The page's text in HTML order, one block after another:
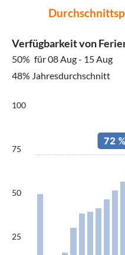
Verfügbarkeit von
50% für 08 Aug - 15 Aug
48% Jahresdurchschnitt
100
75
50
25